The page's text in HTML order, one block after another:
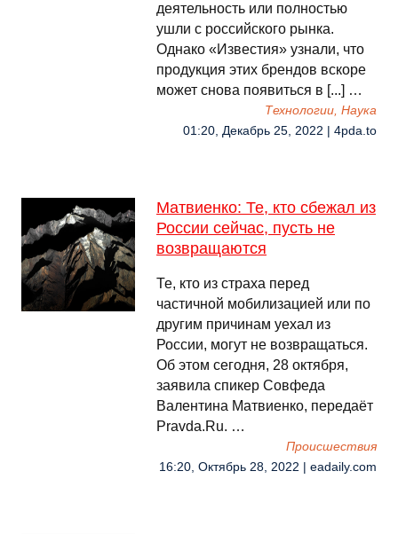
деятельность или полностью
ушли с российского рынка.
Однако «Известия» узнали, что
продукция этих брендов вскоре
может снова появиться в [...] …
Технологии, Наука
01:20, Декабрь 25, 2022 | 4pda.to
Матвиенко: Те, кто сбежал из
России сейчас, пусть не
возвращаются
Те, кто из страха перед
частичной мобилизацией или по
другим причинам уехал из
России, могут не возвращаться.
Об этом сегодня, 28 октября,
заявила спикер Совфеда
Валентина Матвиенко, передаёт
Pravda.Ru. …
Происшествия
16:20, Октябрь 28, 2022 | eadaily.com